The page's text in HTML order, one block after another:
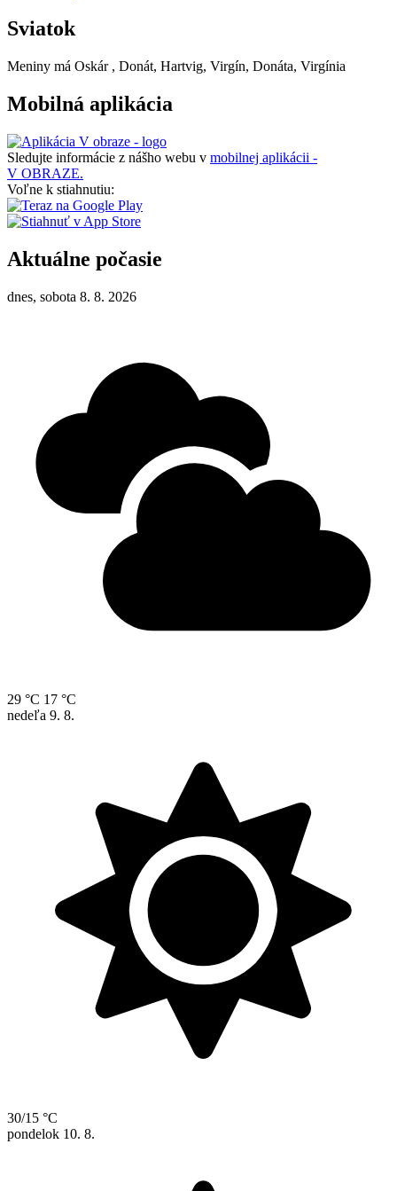
Sviatok
Meniny má Oskár , Donát, Hartvig, Virgín, Donáta, Virgínia
Mobilná aplikácia
Sledujte informácie z nášho webu v mobilnej aplikácii -
V OBRAZE.
Voľne k stiahnutiu:
Aktuálne počasie
dnes, sobota 8. 8. 2026
29 °C 17 °C
nedeľa 9. 8.
30/15 °C
pondelok 10. 8.